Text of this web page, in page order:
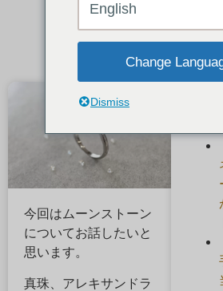
今回はムーンストーン
についてお話したいと
思います。
真珠、アレキサンドラ
English
Change
Dismiss